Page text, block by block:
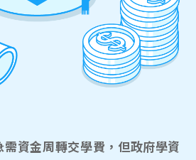
需資金周轉交學費，但政府學資